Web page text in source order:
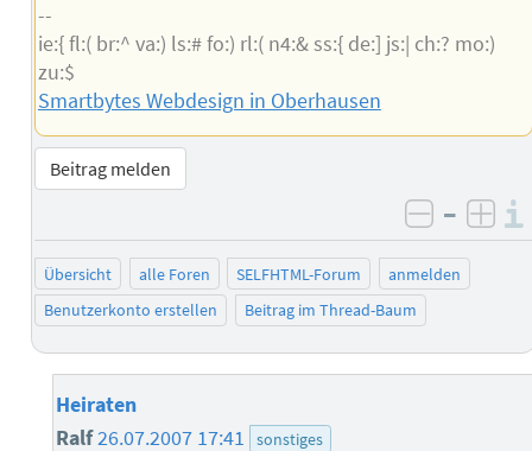
--
ie:{ fl:( br:^ va:) ls:# fo:) rl:( n4:& ss:{ de:] js:| ch:? mo:)
zu:$
Smartbytes Webdesign in Oberhausen
Beitrag melden
negativ
–
Übersicht alle Foren SELFHTML-Forum
anmelden
Benutzerkonto erstellen
Beitrag im Thread-Baum
Heiraten
Ralf26.07.2007 17:41 sonstiges